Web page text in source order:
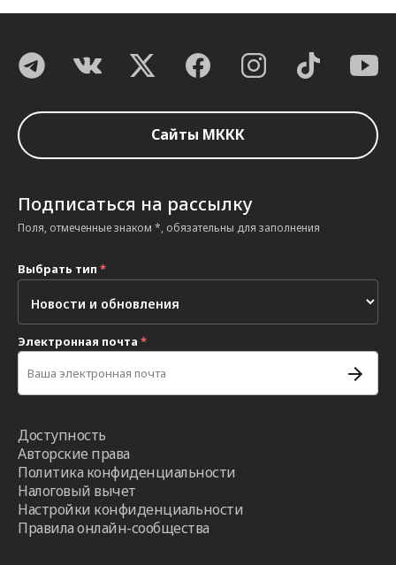
Сайты МККК
Подписаться на рассылку
Поля, отмеченные знаком *, обязательны для заполнения
Выбрать тип *
Электронная почта *
Доступность
Авторские права
Политика конфиденциальности
Налоговый вычет
Настройки конфиденциальности
Правила онлайн-сообщества